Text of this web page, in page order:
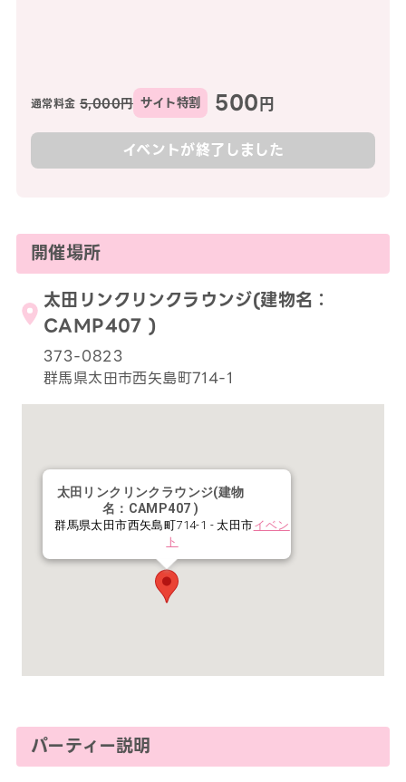
通常料金 5,000円 サイト特割 500円
イベントが終了しました
開催場所
太田リンクリンクラウンジ(建物名：
CAMP407 )
373-0823
群馬県太田市西矢島町714-1
太田リンクリンクラウンジ(建物
名：CAMP407 )
群馬県太田市西矢島町714-1 - 太田市イベン
ト
パーティー説明